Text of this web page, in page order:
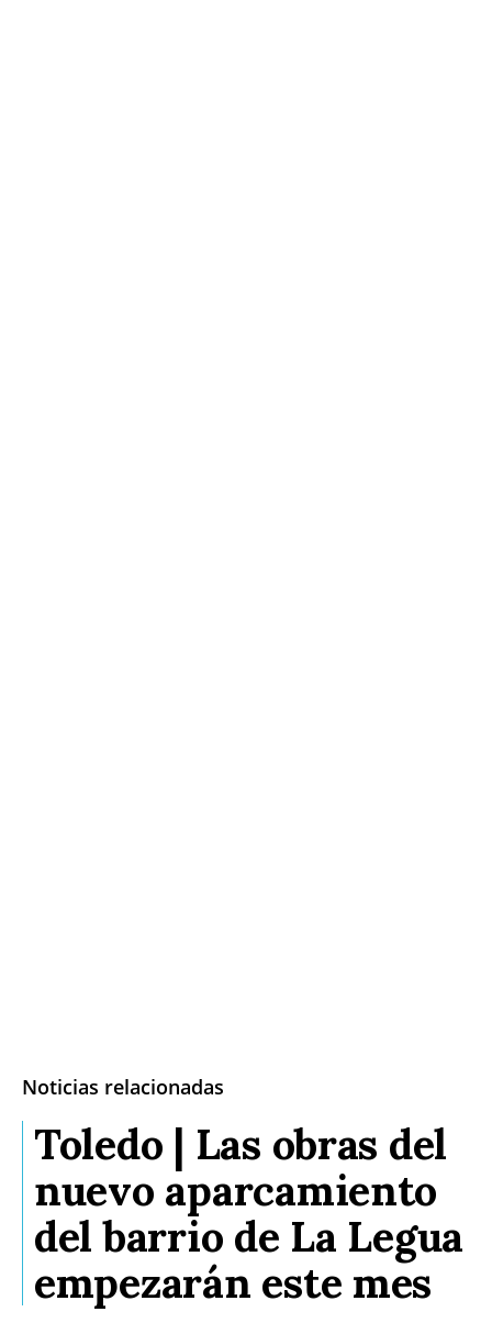
Noticias relacionadas
Toledo | Las obras del
nuevo aparcamiento
del barrio de La Legua
empezarán este mes